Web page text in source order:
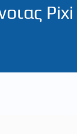
Pixi